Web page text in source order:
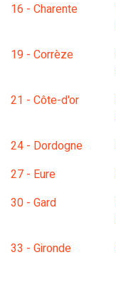
16 - Charente
19 - Corrèze
21 - Côte-d'or
24 - Dordogne
27 - Eure
30 - Gard
33 - Gironde